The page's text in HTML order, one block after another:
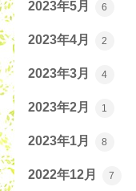
2023年5月 6
2023年4月 2
2023年3月 4
2023年2月 1
2023年1月 8
2022年12月 7